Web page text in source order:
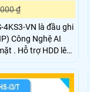
₫
4KS3-VN là đầu ghi
Công Nghệ AI
. Hỗ trợ HDD lên
ONVIF giúp
lâu hơn. Cấu hình
dữ liệu nhanh.